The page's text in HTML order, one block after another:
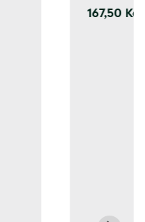
167,50 Kč